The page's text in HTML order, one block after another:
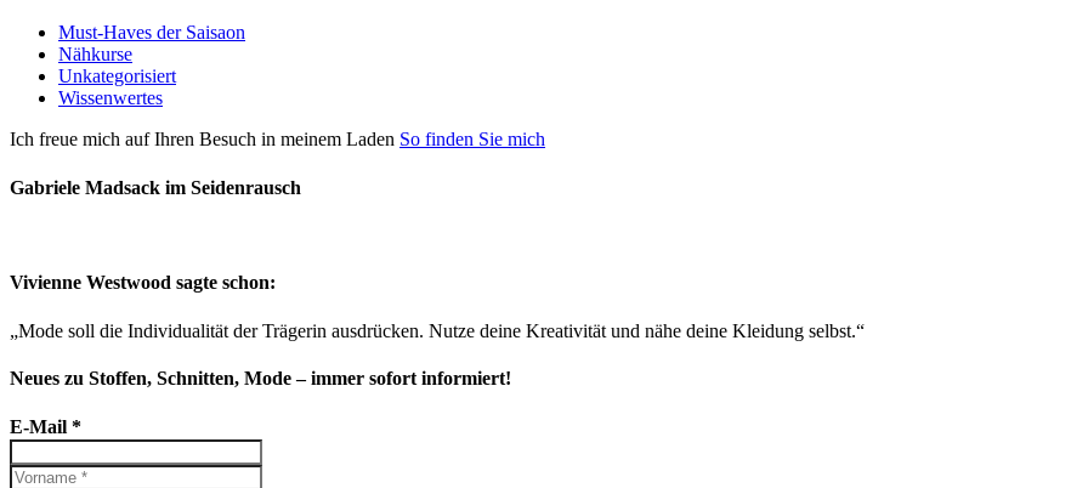
Must-Haves der Saisaon
Nähkurse
Unkategorisiert
Wissenwertes
Ich freue mich auf Ihren Besuch in meinem Laden So finden Sie mich
Gabriele Madsack im Seidenrausch
Vivienne Westwood sagte schon:
„Mode soll die Individualität der Trägerin ausdrücken. Nutze deine Kreativität und nähe deine Kleidung selbst.“
Neues zu Stoffen, Schnitten, Mode – immer sofort informiert!
E-Mail *